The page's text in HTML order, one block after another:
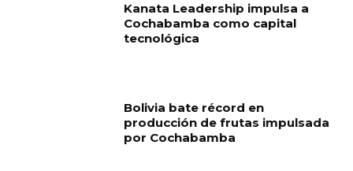
Kanata Leadership impulsa a
Cochabamba como capital
tecnológica
Bolivia bate récord en
producción de frutas impulsada
por Cochabamba